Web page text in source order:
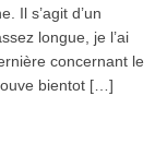
Il s’agit d’un
longue, je l’ai
concernant le
bientot […]